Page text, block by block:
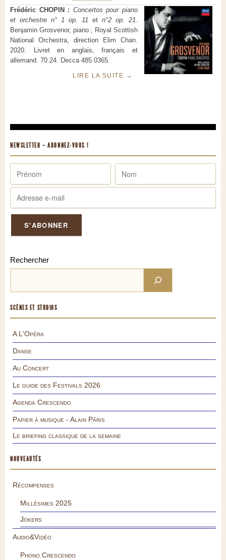
Frédéric CHOPIN : Concertos pour piano
et orchestre n° 1 op. 11 et n°2 op. 21.
Benjamin Grosvenor, piano ; Royal Scottish
National Orchestra, direction Elim Chan.
2020. Livret en anglais, français et
allemand. 70.24. Decca 485 0365.
LIRE LA SUITE →
NEWSLETTER – ABONNEZ-VOUS !
Rechercher
SCÈNES ET STUDIOS
A L'Opéra
Danse
Au Concert
Le guide des Festivals 2026
Agenda Crescendo
Papier à musique - Alain Pâris
Le briefing classique de la semaine
NOUVEAUTÉS
Récompenses
Millésimes 2025
Jokers
Audio&Vidéo
Phono.Crescendo